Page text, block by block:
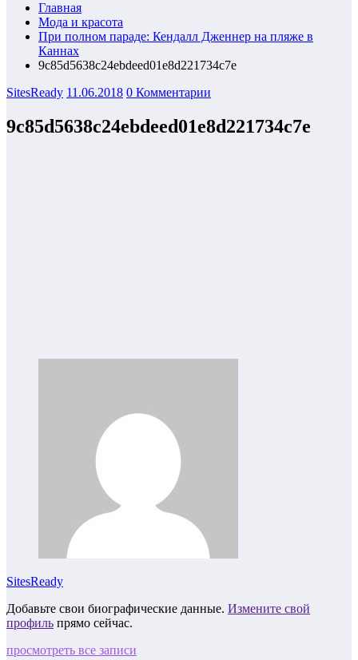
Главная
Мода и красота
При полном параде: Кендалл Дженнер на пляже в
Каннах
9c85d5638c24ebdeed01e8d221734c7e
SitesReady 11.06.2018 0 Комментарии
9c85d5638c24ebdeed01e8d221734c7e
SitesReady
Добавьте свои биографические данные. Измените свой
профиль прямо сейчас.
просмотреть все записи